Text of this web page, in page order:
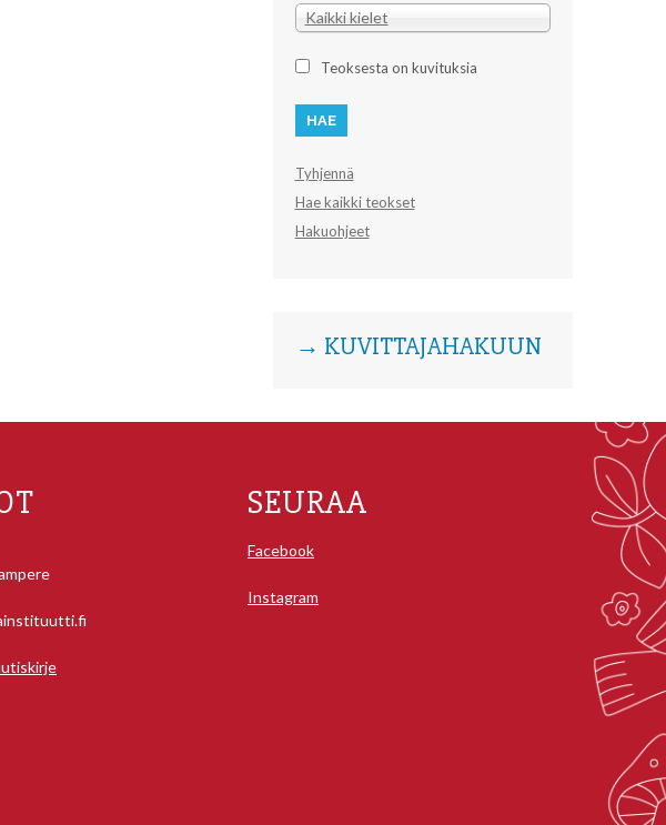
Kieli
Kaikki kielet
Teoksesta on kuvituksia
Tyhjennä
Hae kaikki teokset
Hakuohjeet
→ KUVITTAJAHAKUUN
SEURAA
Facebook
Instagram